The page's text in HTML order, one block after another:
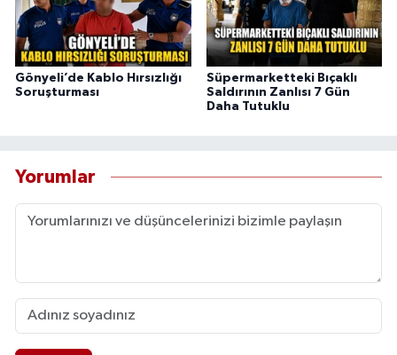
Gönyeli’de Kablo Hırsızlığı
Soruşturması
Süpermarketteki Bıçaklı
Saldırının Zanlısı 7 Gün
Daha Tutuklu
Yorumlar